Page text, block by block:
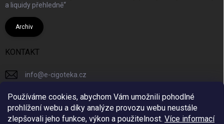
Používáme cookies, abychom Vám umožnili pohodlné
prohlížení webu a díky analýze provozu webu neustále
zlepšovali jeho funkce, výkon a použitelnost. Více informací
a liquidy přehledně“
Archiv
KONTAKT
info@e-cigoteka.cz
+420725944333
ecigotekacz/